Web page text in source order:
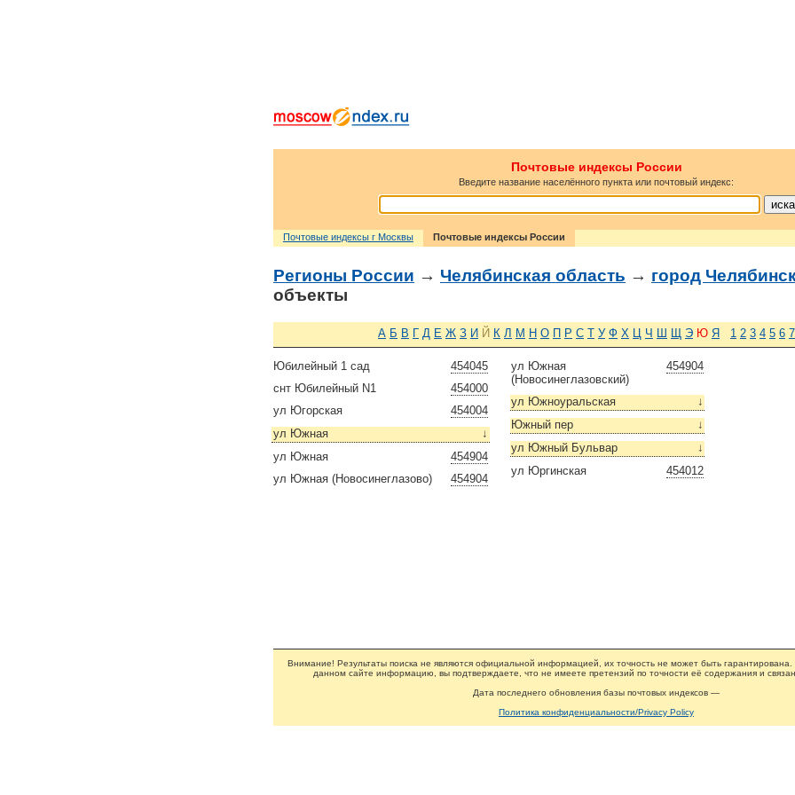
Почтовые индексы России
Введите название населённого пункта или почтовый индекс:
Почтовые индексы г Москвы Почтовые индексы России
Регионы России → Челябинская область → город
объекты
А Б В Г Д Е Ж З И Й К Л М Н О П Р С Т У Ф Х Ц Ч Ш Щ Э Ю Я 1 2 3 4 5 6 7
454045
Юбилейный 1 сад
454000
снт Юбилейный N1
454004
ул Югорская
↓
ул Южная
454904
ул Южная
454904
ул Южная (Новосинеглазово)
454904
ул Южная
(Новосинеглазовский)
↓
ул Южноуральская
↓
Южный пер
↓
ул Южный Бульвар
454012
ул Юргинская
Внимание! Результаты поиска не являются официальной информацией, их точность не может быть гарантирована.
данном сайте информацию, вы подтверждаете, что не имеете претензий по точности её содержания и
Дата последнего обновления базы почтовых индексов —
Политика конфиденциальности/Privacy Policy